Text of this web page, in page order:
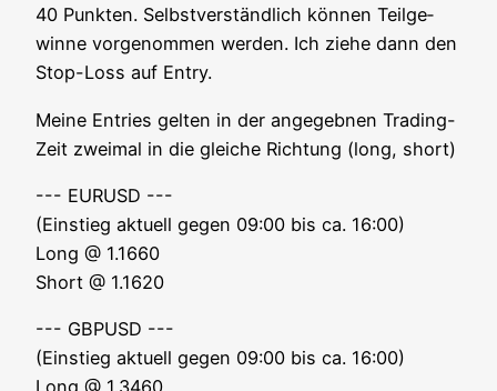
40 Punk­ten. Selbst­ver­ständ­lich kön­nen Teil­ge­
win­ne vor­ge­nom­men wer­den. Ich zie­he dann den
Stop-Loss auf Entry.
Mei­ne Ent­ries gel­ten in der ange­geb­nen Tra­ding-
Zeit zwei­mal in die glei­che Rich­tung (long, short)
--- EURUSD ---
(Ein­stieg aktu­ell gegen 09:00 bis ca. 16:00)
Long @ 1.1660
Short @ 1.1620
--- GBPUSD ---
(Ein­stieg aktu­ell gegen 09:00 bis ca. 16:00)